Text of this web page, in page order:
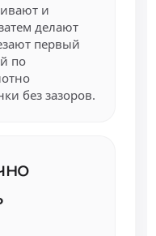
и
делают
первый
по
без зазоров.